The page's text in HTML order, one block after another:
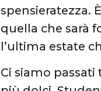
spensieratezza.
quella che sarà
l’ultima estate
Ci siamo